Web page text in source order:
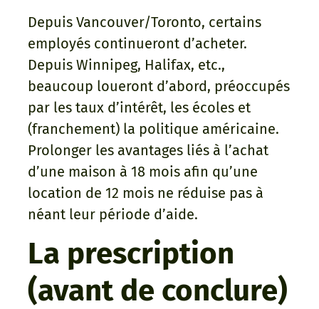
Depuis Vancouver/Toronto, certains
employés continueront d’acheter.
Depuis Winnipeg, Halifax, etc.,
beaucoup loueront d’abord, préoccupés
par les taux d’intérêt, les écoles et
(franchement) la politique américaine.
Prolonger les avantages liés à l’achat
d’une maison à 18 mois afin qu’une
location de 12 mois ne réduise pas à
néant leur période d’aide.
La prescription
(avant de conclure)